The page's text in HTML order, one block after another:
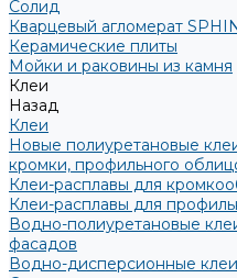
Солид
Кварцевый агломерат
Керамические плиты
Мойки и раковины из камня
Клеи
Назад
Клеи
Новые полиуретановые
кромки, профильного
Клеи-расплавы для
Клеи-расплавы для
Водно-полиуретановые
фасадов
Водно-дисперсионные